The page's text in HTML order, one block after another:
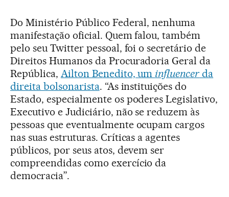
Do Ministério Público Federal, nenhuma
manifestação oficial. Quem falou, também
pelo seu Twitter pessoal, foi o secretário de
Direitos Humanos da Procuradoria Geral da
República, Ailton Benedito, um influencer da
direita bolsonarista. “As instituições do
Estado, especialmente os poderes Legislativo,
Executivo e Judiciário, não se reduzem às
pessoas que eventualmente ocupam cargos
nas suas estruturas. Críticas a agentes
públicos, por seus atos, devem ser
compreendidas como exercício da
democracia”.